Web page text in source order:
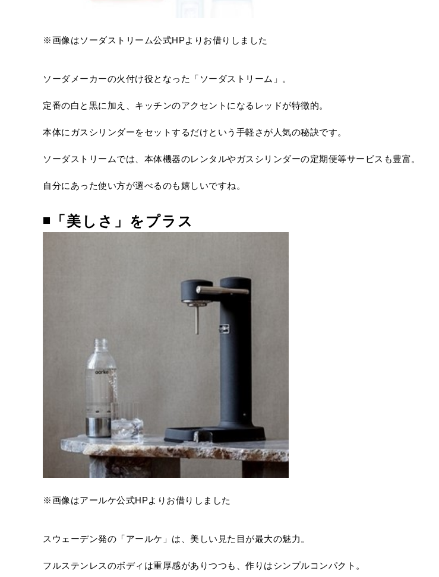
※画像はソーダストリーム公式HPよりお借りしました
ソーダメーカーの火付け役となった「ソーダストリーム」。
定番の白と黒に加え、キッチンのアクセントになるレッドが特徴的。
本体にガスシリンダーをセットするだけという手軽さが人気の秘訣です。
ソーダストリームでは、本体機器のレンタルやガスシリンダーの定期便等サービスも豊富。
自分にあった使い方が選べるのも嬉しいですね。
◾ 「美しさ」をプラス
※画像はアールケ公式HPよりお借りしました
スウェーデン発の「アールケ」は、美しい見た目が最大の魅力。
フルステンレスのボディは重厚感がありつつも、作りはシンプルコンパクト。